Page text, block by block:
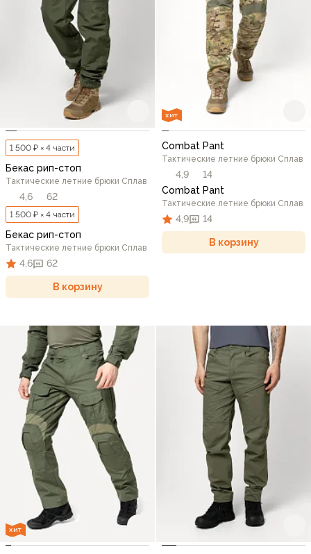
1 500 ₽ × 4 части
Бекас рип-стоп
Тактические летние брюки Сплав
4,6 62
1 500 ₽ × 4 части
Бекас рип-стоп
Тактические летние брюки Сплав
4,6 62
В корзину
ХИТ
Combat Pant
Тактические летние брюки Сплав
4,9
14
Combat Pant
Тактические летние брюки Сплав
4,9 14
В корзину
ХИТ